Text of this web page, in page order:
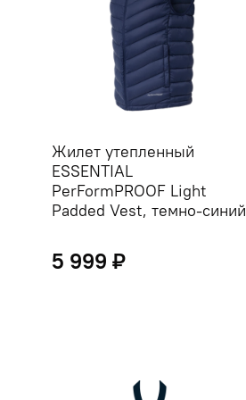
Жилет утепленный
ESSENTIAL
PerFormPROOF Light
Padded Vest, темно-синий
5 999 ₽